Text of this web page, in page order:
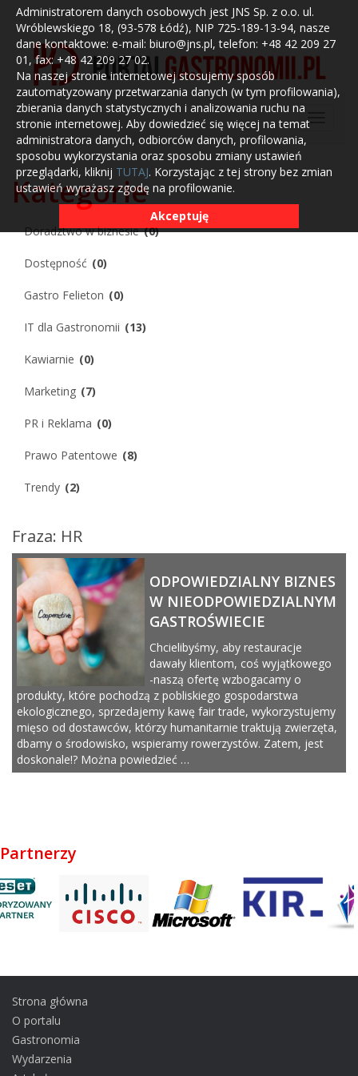
Administratorem danych osobowych jest JNS Sp. z o.o. ul.
Wróblewskiego 18, (93-578 Łódź), NIP 725-189-13-94, nasze
dane kontaktowe: e-mail: biuro@jns.pl, telefon: +48 42 209 27
01, fax: +48 42 209 27 02.
Na naszej stronie internetowej stosujemy sposób
zautomatyzowany przetwarzania danych (w tym profilowania),
zbierania danych statystycznych i analizowania ruchu na
stronie internetowej. Aby dowiedzieć się więcej na temat
administratora danych, odbiorców danych, profilowania,
sposobu wykorzystania oraz sposobu zmiany ustawień
przeglądarki, kliknij TUTAJ. Korzystając z tej strony bez zmian
ustawień wyrażasz zgodę na profilowanie.
Akceptuję
Kategorie
Doradztwo w biznesie(0)
Dostępność (0)
Gastro Felieton (0)
IT dla Gastronomii (13)
Kawiarnie (0)
Marketing (7)
PR i Reklama (0)
Prawo Patentowe (8)
Trendy (2)
Fraza: HR
ODPOWIEDZIALNY BIZNES
W NIEODPOWIEDZIALNYM
GASTROŚWIECIE
Chcielibyśmy, aby restauracje
dawały klientom, coś wyjątkowego
-naszą ofertę wzbogacamy o
produkty, które pochodzą z pobliskiego gospodarstwa
ekologicznego, sprzedajemy kawę fair trade, wykorzystujemy
mięso od dostawców, którzy humanitarnie traktują zwierzęta,
dbamy o środowisko, wspieramy rowerzystów. Zatem, jest
doskonale!? Można powiedzieć …
Partnerzy
Strona główna
O portalu
Gastronomia
Wydarzenia